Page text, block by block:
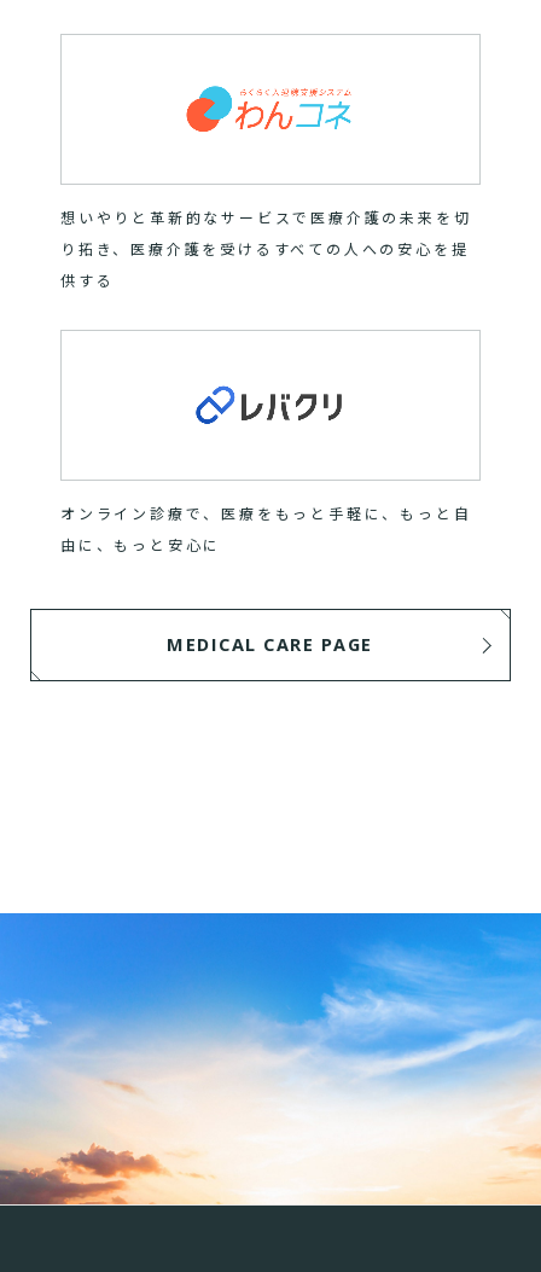
想いやりと革新的なサービスで医療介護の未来を切
り拓き、医療介護を受けるすべての人への安心を提
供する
オンライン診療で、医療をもっと手軽に、もっと自
由に、もっと安心に
MEDICAL CARE PAGE